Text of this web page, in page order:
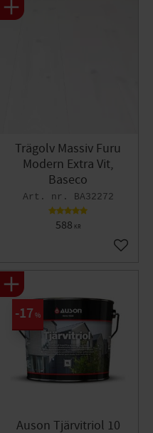
i favoriter
Trägolv Massiv Furu
Modern Extra Vit,
Baseco
BA32272
588 KR
Lägg
Auson Tjärvitriol 10
17 %